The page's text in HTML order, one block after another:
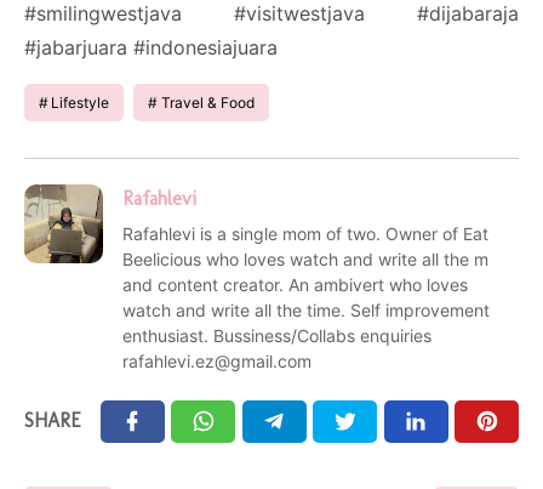
#smilingwestjava #visitwestjava #dijabaraja
#jabarjuara #indonesiajuara
Lifestyle Travel & Food
Rafahlevi
Rafahlevi is a single mom of two. Owner of Eat
Beelicious who loves watch and write all the m
and content creator. An ambivert who loves
watch and write all the time. Self improvement
enthusiast. Bussiness/Collabs enquiries
rafahlevi.ez@gmail.com
SHARE